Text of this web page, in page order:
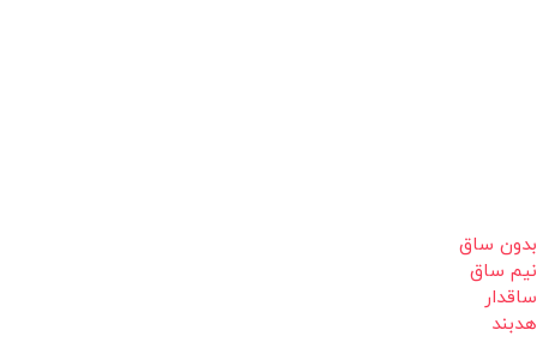
بدون ساق
نیم ساق
ساقدار
هدبند